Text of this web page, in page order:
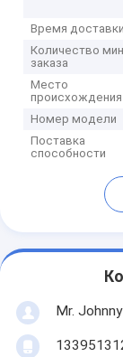
Время доставки
Количество мин
заказа
Место
происхождения
Номер модели
Поставка
способности
Mr. Johnny